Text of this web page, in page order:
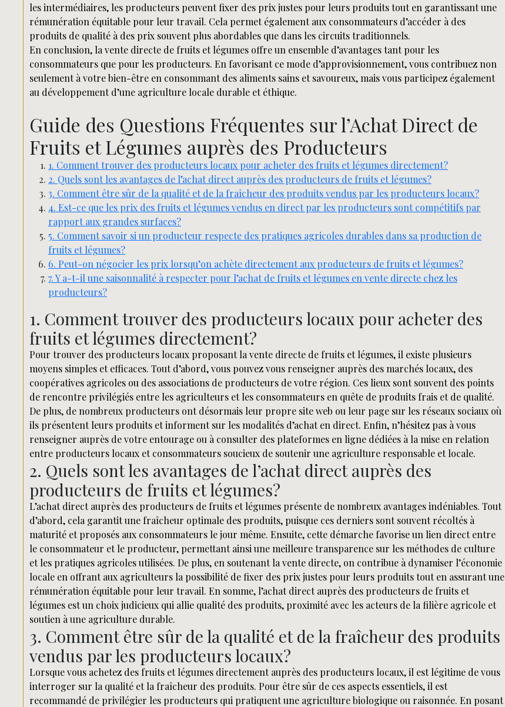
les intermédiaires, les producteurs peuvent fixer des prix justes pour leurs produits tout en garantissant une
rémunération équitable pour leur travail. Cela permet également aux consommateurs d’accéder à des
produits de qualité à des prix souvent plus abordables que dans les circuits traditionnels.
En conclusion, la vente directe de fruits et légumes offre un ensemble d’avantages tant pour les
consommateurs que pour les producteurs. En favorisant ce mode d’approvisionnement, vous contribuez non
seulement à votre bien-être en consommant des aliments sains et savoureux, mais vous participez également
au développement d’une agriculture locale durable et éthique.
Guide des Questions Fréquentes sur l’Achat Direct de
Fruits et Légumes auprès des Producteurs
1. Comment trouver des producteurs locaux pour acheter des fruits et légumes directement?
2. Quels sont les avantages de l’achat direct auprès des producteurs de fruits et légumes?
3. Comment être sûr de la qualité et de la fraîcheur des produits vendus par les producteurs locaux?
4. Est-ce que les prix des fruits et légumes vendus en direct par les producteurs sont compétitifs par
rapport aux grandes surfaces?
5. Comment savoir si un producteur respecte des pratiques agricoles durables dans sa production de
fruits et légumes?
6. Peut-on négocier les prix lorsqu’on achète directement aux producteurs de fruits et légumes?
7. Y a-t-il une saisonnalité à respecter pour l’achat de fruits et légumes en vente directe chez les
producteurs?
1. Comment trouver des producteurs locaux pour acheter des
fruits et légumes directement?
Pour trouver des producteurs locaux proposant la vente directe de fruits et légumes, il existe plusieurs
moyens simples et efficaces. Tout d’abord, vous pouvez vous renseigner auprès des marchés locaux, des
coopératives agricoles ou des associations de producteurs de votre région. Ces lieux sont souvent des points
de rencontre privilégiés entre les agriculteurs et les consommateurs en quête de produits frais et de qualité.
De plus, de nombreux producteurs ont désormais leur propre site web ou leur page sur les réseaux sociaux où
ils présentent leurs produits et informent sur les modalités d’achat en direct. Enfin, n’hésitez pas à vous
renseigner auprès de votre entourage ou à consulter des plateformes en ligne dédiées à la mise en relation
entre producteurs locaux et consommateurs soucieux de soutenir une agriculture responsable et locale.
2. Quels sont les avantages de l’achat direct auprès des
producteurs de fruits et légumes?
L’achat direct auprès des producteurs de fruits et légumes présente de nombreux avantages indéniables. Tout
d’abord, cela garantit une fraîcheur optimale des produits, puisque ces derniers sont souvent récoltés à
maturité et proposés aux consommateurs le jour même. Ensuite, cette démarche favorise un lien direct entre
le consommateur et le producteur, permettant ainsi une meilleure transparence sur les méthodes de culture
et les pratiques agricoles utilisées. De plus, en soutenant la vente directe, on contribue à dynamiser l’économie
locale en offrant aux agriculteurs la possibilité de fixer des prix justes pour leurs produits tout en assurant une
rémunération équitable pour leur travail. En somme, l’achat direct auprès des producteurs de fruits et
légumes est un choix judicieux qui allie qualité des produits, proximité avec les acteurs de la filière agricole et
soutien à une agriculture durable.
3. Comment être sûr de la qualité et de la fraîcheur des produits
vendus par les producteurs locaux?
Lorsque vous achetez des fruits et légumes directement auprès des producteurs locaux, il est légitime de vous
interroger sur la qualité et la fraîcheur des produits. Pour être sûr de ces aspects essentiels, il est
recommandé de privilégier les producteurs qui pratiquent une agriculture biologique ou raisonnée. En posant